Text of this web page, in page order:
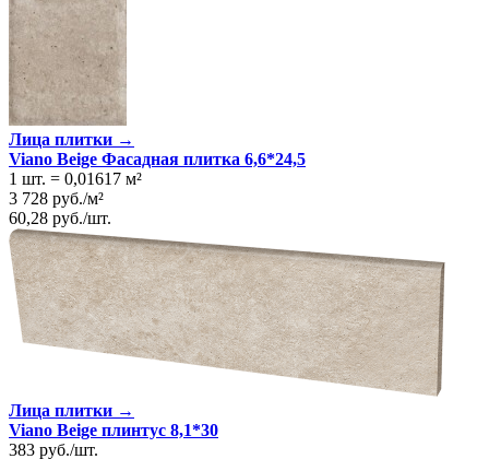
Лица плитки →
Viano Beige Фасадная плитка 6,6*24,5
1 шт. = 0,01617 м²
3 728 руб./м²
60,28 руб./шт.
Лица плитки →
Viano Beige плинтус 8,1*30
383 руб./шт.